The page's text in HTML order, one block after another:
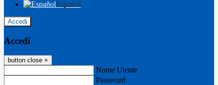
Español
Accedi
Accedi
button close ×
Nome Utente
Password